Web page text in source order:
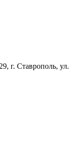
г. Ставрополь, ул.